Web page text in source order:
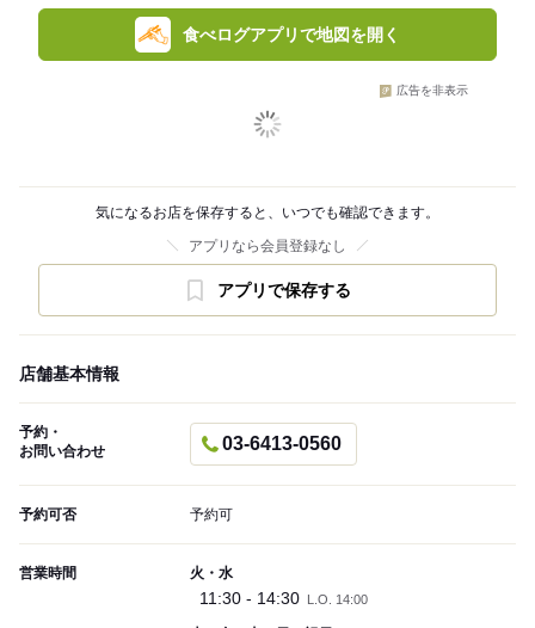
食べログアプリで地図を開く
広告を非表示
気になるお店を保存すると、いつでも確認できます。
アプリなら会員登録なし
アプリで保存する
店舗基本情報
予約・
お問い合わせ
03-6413-0560
予約可否 予約可
営業時間 火・水
11:30 - 14:30 L.O. 14:00